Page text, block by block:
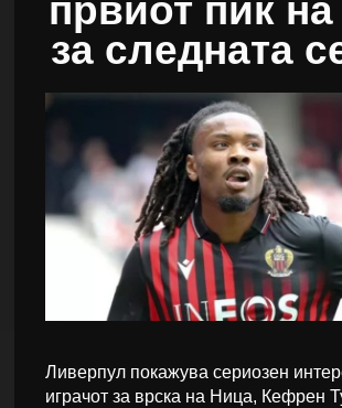
првиот пик
за следната
Ливерпул покажува сериозен
играчот за врска на Ница, Кефрен